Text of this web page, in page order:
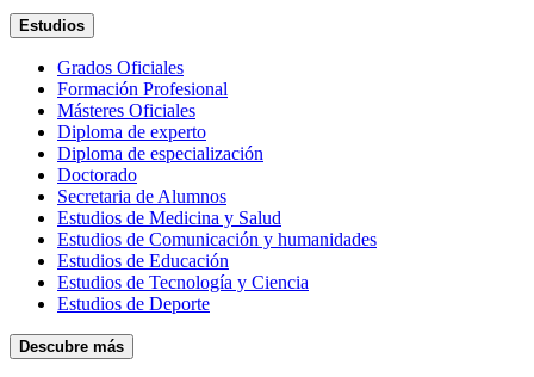
Estudios
Grados Oficiales
Formación Profesional
Másteres Oficiales
Diploma de experto
Diploma de especialización
Doctorado
Secretaria de Alumnos
Estudios de Medicina y Salud
Estudios de Comunicación y humanidades
Estudios de Educación
Estudios de Tecnología y Ciencia
Estudios de Deporte
Descubre más